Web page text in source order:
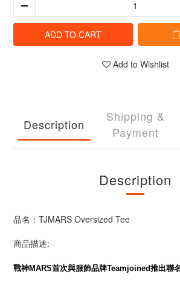
ADD TO CART
Add to Wishlist
Description
Shipping &
Payment
Description
品名：TJMARS Oversized Tee
商品描述:
戰神MARS首次與服飾品牌Teamjoined推出聯